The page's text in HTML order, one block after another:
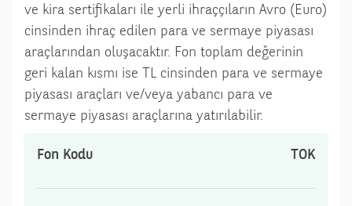
ve kira sertifikaları ile yerli ihraççıların Avro (Euro)
cinsinden ihraç edilen para ve sermaye piyasası
araçlarından oluşacaktır. Fon toplam değerinin
geri kalan kısmı ise TL cinsinden para ve sermaye
piyasası araçları ve/veya yabancı para ve
sermaye piyasası araçlarına yatırılabilir.
Fon Kodu TOK